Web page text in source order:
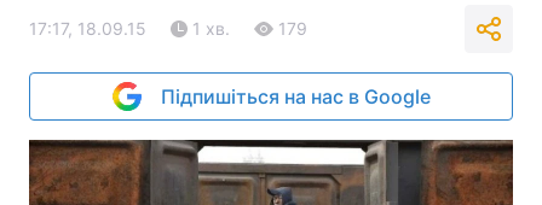
17:17, 18.09.15 1 хв. 179
Підпишіться на нас в Google